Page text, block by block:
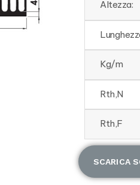
Altezza:
Kg/m
Rth,N
Rth,F
SCARICA